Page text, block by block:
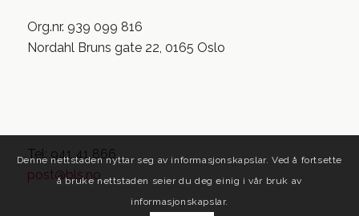
Org.nr. 939 099 816
Nordahl Bruns gate 22, 0165 Oslo
Tel: 941 41 866
post@bls.no
Denne nettstaden nyttar seg av informasjonskapslar. Ved å fortsette
å bruke nettstaden seier du deg einig i vår bruk av
informasjonskapslar.